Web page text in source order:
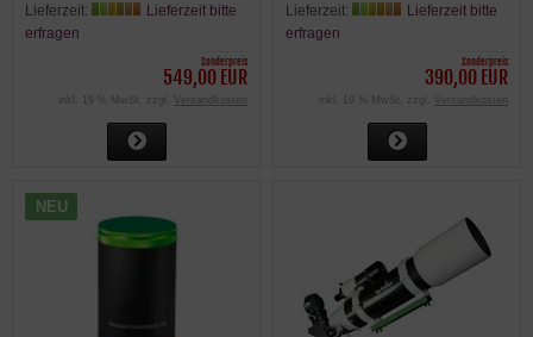
Lieferzeit:
Lieferzeit bitte
erfragen
Sonderpreis
549,00 EUR
inkl. 19 % MwSt. zzgl. Versandkosten
Lieferzeit:
Lieferzeit bitte
erfragen
Sonderpreis
390,00 EUR
inkl. 19 % MwSt. zzgl. Versandkosten
NEU